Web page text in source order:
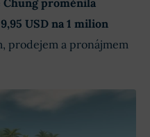
USD na 1 milion
prodejem a pronájmem